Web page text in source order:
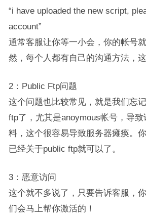
“i have uploaded the new script,
account”
通常客服让你等一小会，你的帐号
然，每个人都有自己的沟通方法，
2：Public Ftp问题
这个问题也比较常见，就是我们忘
ftp了，尤其是anoymous帐号，导
料，这个很容易导致服务器瘫痪。
已经关于public ftp就可以了。
3：恶意访问
这个就不多说了，只要告诉客服，
们会马上帮你激活的！